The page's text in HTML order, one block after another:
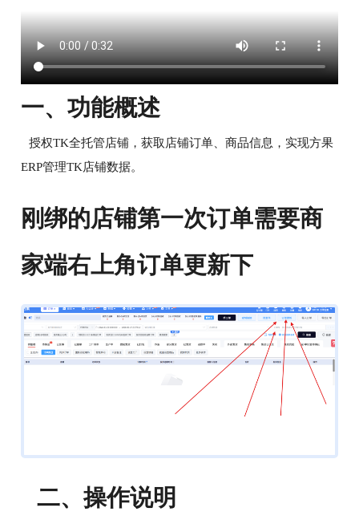
一、功能概述
授权TK全托管店铺，获取店铺订单、商品信息，实现方果
ERP管理TK店铺数据。
刚绑的店铺第一次订单需要商
家端右上角订单更新下
二、操作说明